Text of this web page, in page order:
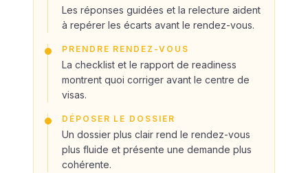
Les réponses guidées et la relecture aident
à repérer les écarts avant le rendez-vous.
PRENDRE RENDEZ-VOUS
La checklist et le rapport de readiness
montrent quoi corriger avant le centre de
visas.
DÉPOSER LE DOSSIER
Un dossier plus clair rend le rendez-vous
plus fluide et présente une demande plus
cohérente.